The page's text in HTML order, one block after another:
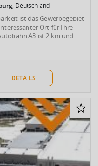
, Deutschland
ist das Gewerbegebiet
Ort für Ihre
A3 ist 2 km und
DETAILS